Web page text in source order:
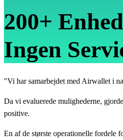
200+
Ingen
"Vi har samarbejdet med Airwallet i
Da vi evaluerede mulighederne,
positive.
En af de største operationelle fordele